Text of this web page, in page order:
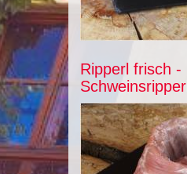
Ripperl frisch -
Schweinsripperl